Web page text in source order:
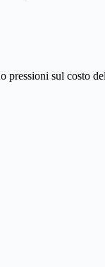
pressioni sul costo